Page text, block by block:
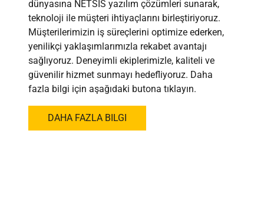
dünyasına NETSIS yazılım çözümleri sunarak,
teknoloji ile müşteri ihtiyaçlarını birleştiriyoruz.
Müşterilerimizin iş süreçlerini optimize ederken,
yenilikçi yaklaşımlarımızla rekabet avantajı
sağlıyoruz. Deneyimli ekiplerimizle, kaliteli ve
güvenilir hizmet sunmayı hedefliyoruz. Daha
fazla bilgi için aşağıdaki butona tıklayın.
DAHA FAZLA BILGI